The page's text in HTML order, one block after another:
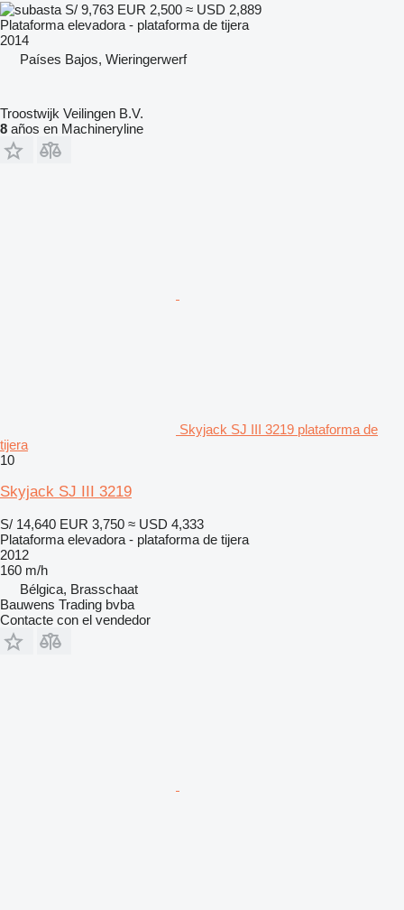
S/ 9,763 EUR 2,500 ≈ USD 2,889
Plataforma elevadora - plataforma de tijera
2014
Países Bajos, Wieringerwerf
Troostwijk Veilingen B.V.
8 años en Machineryline
Skyjack SJ III 3219 plataforma de
tijera
10
Skyjack SJ III 3219
S/ 14,640 EUR 3,750 ≈ USD 4,333
Plataforma elevadora - plataforma de tijera
2012
160 m/h
Bélgica, Brasschaat
Bauwens Trading bvba
Contacte con el vendedor